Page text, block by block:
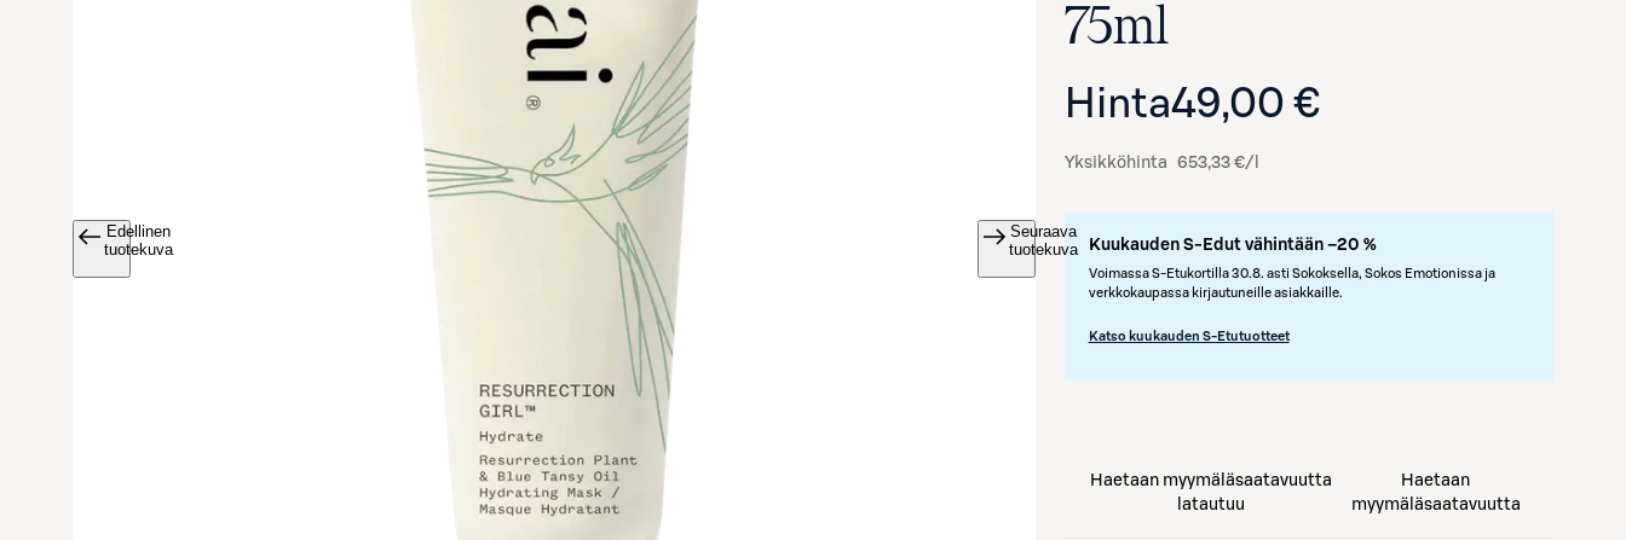
Avaa tuotekuva suurennettuna
Edellinen
tuotekuva
Seuraava
tuotekuva
75ml
Hinta49,00 €
Yksikköhinta 653,33 €/l
Kuukauden S-Edut vähintään –20 %
Voimassa S-Etukortilla 30.8. asti Sokoksella, Sokos Emotionissa ja
verkkokaupassa kirjautuneille asiakkaille.
Katso kuukauden S-Etutuotteet
Haetaan myymäläsaatavuutta
latautuu
Haetaan
myymäläsaatavuutta